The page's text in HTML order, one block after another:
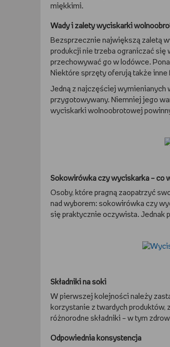
miękkimi.
Wady i zalety wyciskarki
Bezsprzecznie największą zaletą
produkcji nie trzeba ograniczać się
przechowywać go w lodówce.
Niektóre sprzęty oferują także
Jedną z najczęściej wymienianych
przygotowywany. Niemniej jego
wyciskarki wolnoobrotowej
Sokowirówka czy wyciskarka – co
Osoby, które pragną zaopatrzyć
nad wyborem: sokowirówka czy
się praktycznie oczywista. Jednak
Składniki na soki
W pierwszej kolejności należy
korzystanie z twardych produktów,
różnorodne składniki – w tym
Odpowiednia konsystencja